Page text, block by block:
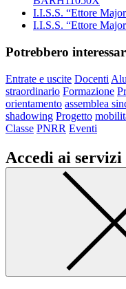
I.I.S.S. “Ettore
I.I.S.S. “Ettore
Potrebbero
Entrate e uscite Docenti
straordinario Formazione
orientamento assemblea
shadowing Progetto
Classe PNRR Eventi
Accedi ai servizi